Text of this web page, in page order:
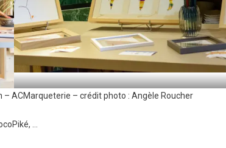
– ACMarqueterie – crédit photo : Angèle Roucher
…